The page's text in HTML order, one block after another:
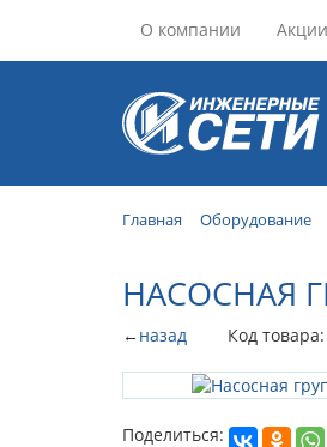
О компании Акции
Главная Оборудование
НАСОСНАЯ
←назад Код товара:
Поделиться: